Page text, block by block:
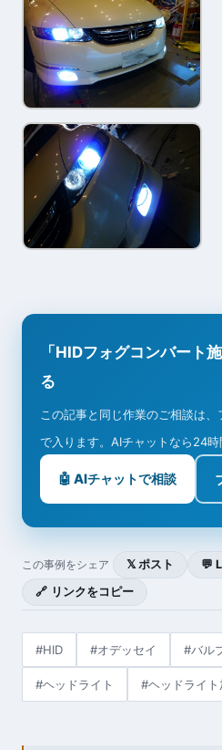
「HIDフォグコンバート
る
この記事と同じ作業のご相談は
で入ります。AIチャットなら24時
🤖 AIチャットで相談
この事例をシェア 𝕏 ポスト 💬
🔗 リンクをコピー
#HID #オデッセイ #バル
#ヘッドライト #ヘッドライト